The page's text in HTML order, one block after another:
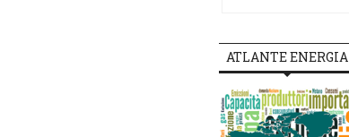
ATLANTE ENERGIA